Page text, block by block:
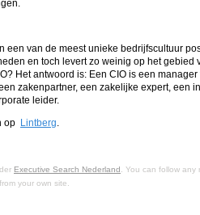
van de meest unieke bedrijfscultuur
en toch levert zo weinig op het gebied
Het antwoord is: Een CIO is een
zakenpartner, een zakelijke expert, een
leider.
op Lintberg.
Executive Search Nederland . You can follow
from your own site.